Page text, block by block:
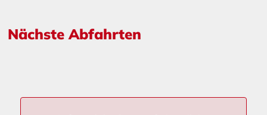
Nächste Abfahrten